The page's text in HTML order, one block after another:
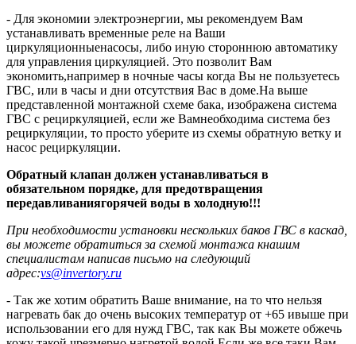
- Для экономии электроэнергии, мы рекомендуем Вам
устанавливать временные реле на Ваши
циркуляционныенасосы, либо иную стороннюю автоматику
для управления циркуляцией. Это позволит Вам
экономить,например в ночные часы когда Вы не пользуетесь
ГВС, или в часы и дни отсутствия Вас в доме.На выше
представленной монтажной схеме бака, изображена система
ГВС с рециркуляцией, если же Вамнеобходима система без
рециркуляции, то просто уберите из схемы обратную ветку и
насос рециркуляции.
Обратный клапан должен устанавливаться в
обязательном порядке, для предотвращения
передавливаниягорячей воды в холодную!!!
При необходимости установки нескольких баков ГВС в каскад,
вы можете обратиться за схемой монтажа кнашим
специалистам написав письмо на следующий
адрес:vs@invertory.ru
- Так же хотим обратить Ваше внимание, на то что нельзя
нагревать бак до очень высоких температур от +65 ивыше при
использовании его для нужд ГВС, так как Вы можете обжечь